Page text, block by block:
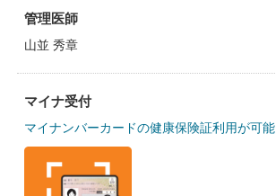
管理医師
山並 秀章
マイナ受付
マイナンバーカードの健康保険証利用が可能